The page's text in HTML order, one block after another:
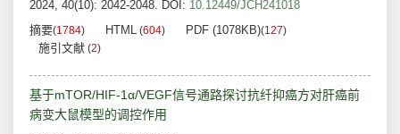
2024, 40(10): 2042-2048. DOI: 10.12449/JCH241018
摘要(1784) HTML (604) PDF (1078KB)(127)
施引文献 (2)
基于mTOR/HIF-1α/VEGF信号通路探讨抗纤抑癌方对肝癌前
病变大鼠模型的调控作用